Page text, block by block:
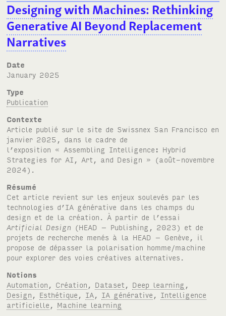
Designing with Machines: Rethinking
Generative AI Beyond Replacement
Narratives
Date
January 2025
Type
Publication
Contexte
Article publié sur le site de Swissnex San Francisco en
janvier 2025, dans le cadre de
l’exposition « Assembling Intelligence: Hybrid
Strategies for AI, Art, and Design » (août-novembre
2024).
Résumé
Cet article revient sur les enjeux soulevés par les
technologies d’IA générative dans les champs du
design et de la création. À partir de l’essai
Artificial Design (HEAD – Publishing, 2023) et de
projets de recherche menés à la HEAD – Genève, il
propose de dépasser la polarisation homme/machine
pour explorer des voies créatives alternatives.
Notions
Automation
Création Dataset Deep learning
Design
Esthétique IA IA générative
Intelligence
artificielle
Machine learning